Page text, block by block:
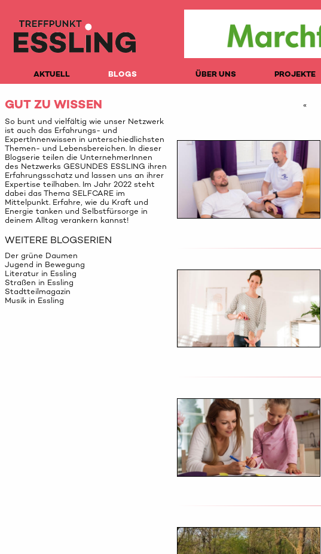
AKTUELL BLOGS ÜBER UNS PROJEKTE
GUT ZU WISSEN
So bunt und vielfältig wie unser Netzwerk
ist auch das Erfahrungs- und
ExpertInnenwissen in unterschiedlichsten
Themen- und Lebensbereichen. In dieser
Blogserie teilen die UnternehmerInnen
des Netzwerks GESUNDES ESSLING ihren
Erfahrungsschatz und lassen uns an ihrer
Expertise teilhaben. Im Jahr 2022 steht
dabei das Thema SELFCARE im
Mittelpunkt. Erfahre, wie du Kraft und
Energie tanken und Selbstfürsorge in
deinem Alltag verankern kannst!
WEITERE BLOGSERIEN
Der grüne Daumen
Jugend in Bewegung
Literatur in Essling
Straßen in Essling
Stadtteilmagazin
Musik in Essling
«